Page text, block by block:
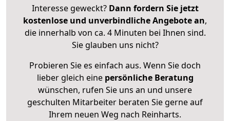
Interesse geweckt? Dann fordern Sie jetzt
kostenlose und unverbindliche Angebote an,
die innerhalb von ca. 4 Minuten bei Ihnen sind.
Sie glauben uns nicht?
Probieren Sie es einfach aus. Wenn Sie doch
lieber gleich eine persönliche Beratung
wünschen, rufen Sie uns an und unsere
geschulten Mitarbeiter beraten Sie gerne auf
Ihrem neuen Weg nach Reinharts.